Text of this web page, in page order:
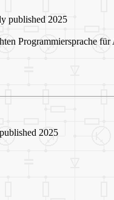
published 2025
Programmiersprache
2025